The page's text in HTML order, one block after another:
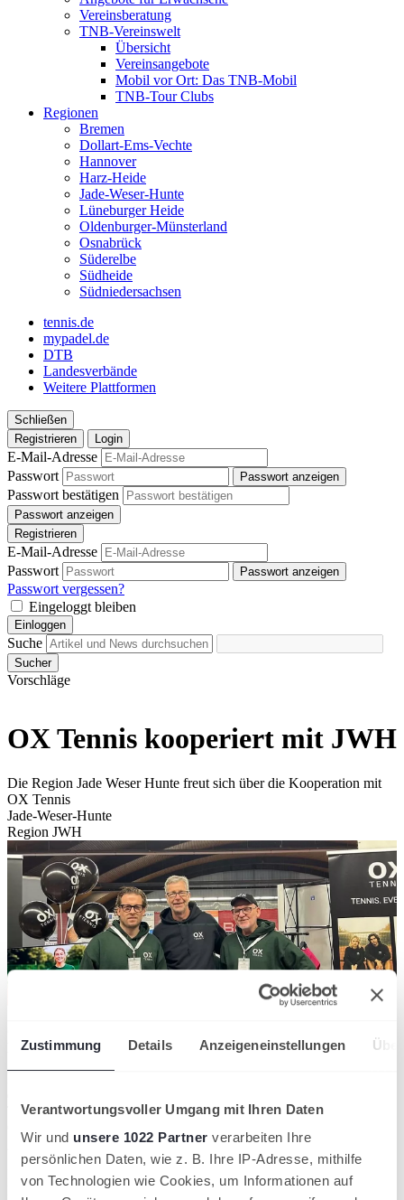
Zustimmung Details Anzeigeneinstellungen
Verantwortungsvoller Umgang mit Ihren Daten
Wir und unsere 1022 Partner verarbeiten Ihre
persönlichen Daten, wie z. B. Ihre IP-Adresse, mithilfe
von Technologien wie Cookies, um Informationen auf
Vereinsberatung
TNB-Vereinswelt
Übersicht
Vereinsangebote
Mobil vor Ort: Das TNB-Mobil
TNB-Tour Clubs
Regionen
Bremen
Dollart-Ems-Vechte
Hannover
Harz-Heide
Jade-Weser-Hunte
Lüneburger Heide
Oldenburger-Münsterland
Osnabrück
Süderelbe
Südheide
Südniedersachsen
tennis.de
mypadel.de
DTB
Landesverbände
Weitere Plattformen
Schließen
Registrieren
Login
E-Mail-Adresse
Passwort
Passwort anzeigen
Passwort bestätigen
Passwort anzeigen
Registrieren
E-Mail-Adresse
Passwort
Passwort anzeigen
Passwort vergessen?
Eingeloggt bleiben
Einloggen
Suche
Sucher
Vorschläge
OX Tennis kooperiert mit JWH
Die Region Jade Weser Hunte freut sich über die Kooperation mit
OX Tennis
Jade-Weser-Hunte
Region JWH
Nachwuchs- und Talentförderung
Tennissports in der Region ausrichtet. Neben der Unterstützung des
gezielt in die regionale Arbeit der JWH.
Im Mittelpunkt stehen dabei vor allem die Förderung von
Nachwuchsspielerinnen und -spielern sowie die gezielte